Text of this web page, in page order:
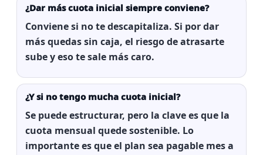
¿Dar más cuota inicial siempre conviene?
Conviene si note descapitaliza. Si por dar
más quedas sin caja, el riesgo de atrasarte
sube y eso te sale más caro.
¿Y si no tengo mucha cuota inicial?
Se puede estructurar, pero la clave es que la
cuota mensual quede sostenible. Lo
importante es que el plan sea pagable mes a